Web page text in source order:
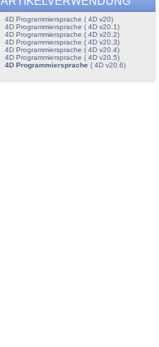
4D Programmiersprache ( 4D v20)
4D Programmiersprache ( 4D v20.1)
4D Programmiersprache ( 4D v20.2)
4D Programmiersprache ( 4D v20.3)
4D Programmiersprache ( 4D v20.4)
4D Programmiersprache ( 4D v20.5)
4D Programmiersprache( 4D v20.6)